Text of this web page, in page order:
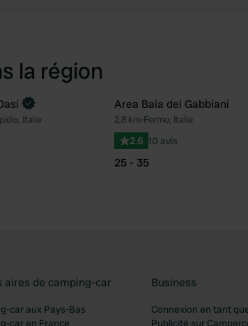
la région
Préféré
Italie
Area Baia dei Gabbiani
2,8 km•Fermo, Italie
2.6 10 avis
25 - 35
aires de camping-car
car aux Pays-Bas
car en France
Business
Connexion en tant
Publicité sur